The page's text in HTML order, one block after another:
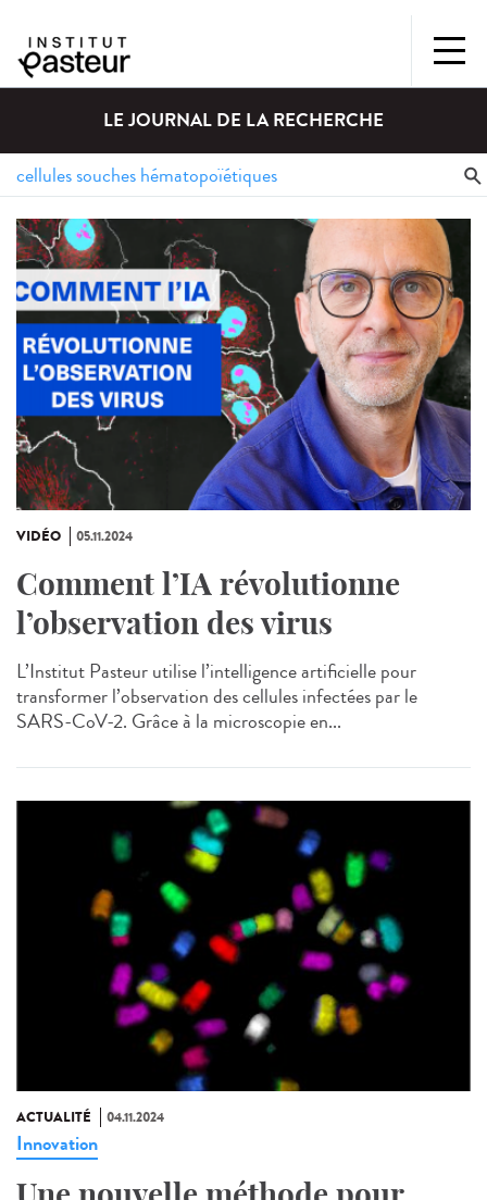
LE JOURNAL DE LA RECHERCHE
VIDÉO 05.11.2024
Comment l’IA révolutionne
l’observation des virus
L’Institut Pasteur utilise l’intelligence artificielle pour
transformer l’observation des cellules infectées par le
SARS-CoV-2. Grâce à la microscopie en...
ACTUALITÉ 04.11.2024
Innovation